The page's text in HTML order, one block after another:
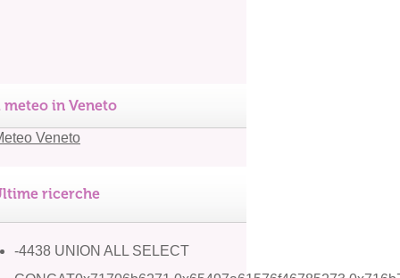
meteo in Veneto
ricerche
-4438 UNION ALL SELECT